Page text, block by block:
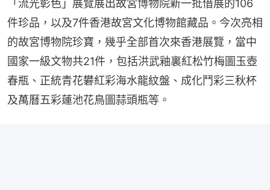
「流光彰色」展覽展出故宮博物院新一批借展的106
件珍品，以及7件香港故宮文化博物館藏品。今次亮相
的故宮博物院珍寶，幾乎全部首次來香港展覽，當中
國家一級文物共21件，包括洪武釉裏紅松竹梅圖玉壺
春瓶、正統青花礬紅彩海水龍紋盤、成化鬥彩三秋杯
及萬曆五彩蓮池花鳥圖蒜頭瓶等。